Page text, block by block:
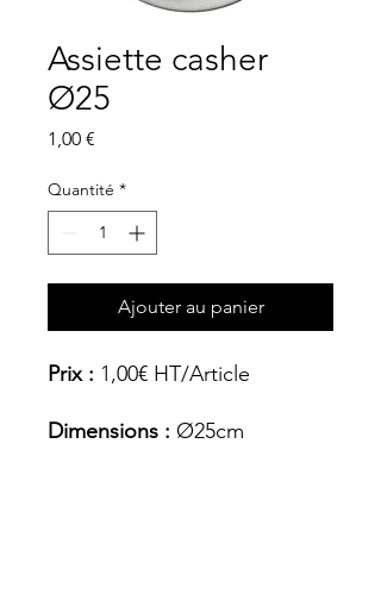
Assiette casher
Ø25
1,00 €
Quantité *
Ajouter au panier
Prix : 1,00€ HT/Article
Dimensions : Ø25cm